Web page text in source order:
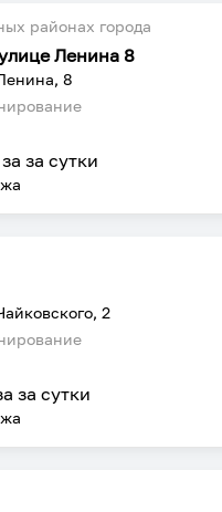
районах города
Ленина 8
8
заза сутки
2
за сутки